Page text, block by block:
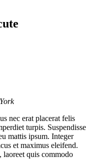
nec erat placerat felis
turpis. Suspendisse
mattis ipsum. Integer
et maximus eleifend.
quis commodo